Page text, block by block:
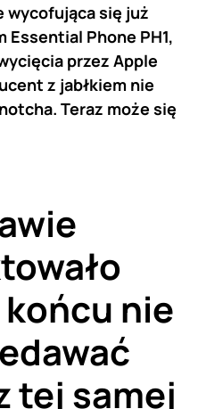
wycofująca się już
Phone PH1,
przez Apple
z jabłkiem nie
Teraz może się
nie
tej samej